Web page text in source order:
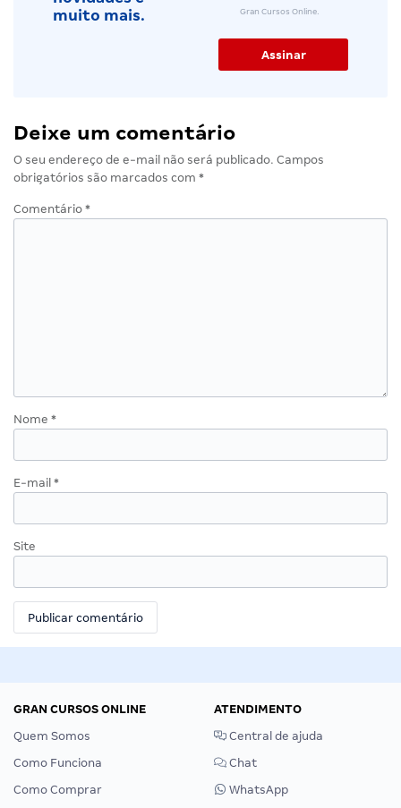
muito mais.
Gran Cursos Online.
Deixe um comentário
O seu endereço de e-mail não será publicado. Campos
obrigatórios são marcados com *
Comentário *
Nome *
E-mail *
Site
GRAN CURSOS ONLINE
Quem Somos
Como Funciona
Como Comprar
ATENDIMENTO
Central de ajuda
Chat
WhatsApp